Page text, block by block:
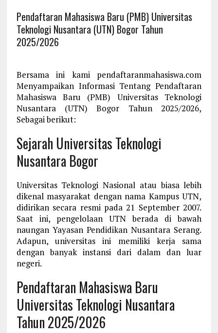
Pendaftaran Mahasiswa Baru (PMB) Universitas
Teknologi Nusantara (UTN) Bogor Tahun
2025/2026
Bersama ini kami pendaftaranmahasiswa.com
Menyampaikan Informasi Tentang Pendaftaran
Mahasiswa Baru (PMB) Universitas Teknologi
Nusantara (UTN) Bogor Tahun 2025/2026,
Sebagai berikut:
Sejarah Universitas Teknologi
Nusantara Bogor
Universitas Teknologi Nasional atau biasa lebih
dikenal masyarakat dengan nama Kampus UTN,
didirikan secara resmi pada 21 September 2007.
Saat ini, pengelolaan UTN berada di bawah
naungan Yayasan Pendidikan Nusantara Serang.
Adapun, universitas ini memiliki kerja sama
dengan banyak instansi dari dalam dan luar
negeri.
Pendaftaran Mahasiswa Baru
Universitas Teknologi Nusantara
Tahun 2025/2026